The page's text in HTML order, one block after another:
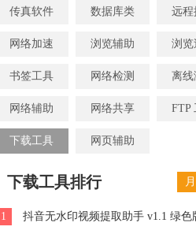
传真软件 数据库类 远程
网络加速 浏览辅助 浏览
书签工具 网络检测 离线
网络辅助 网络共享 FTP
下载工具 网页辅助
下载工具排行 月
1 抖音无水印视频提取助手 v1.1 绿色